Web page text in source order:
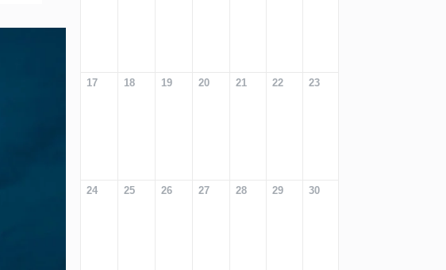
17 18 19 20 21 22 23
24 25 26 27 28 29 30